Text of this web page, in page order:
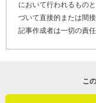
工事店番号
において行われるもの
づいて直接的または間
記事作成者は一切の責任
こ